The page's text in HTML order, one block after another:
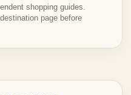
shopping guides.
page before